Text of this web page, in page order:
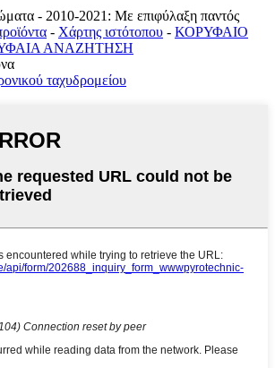
- 2010-2021: Με επιφύλαξη παντός
- Χάρτης ιστότοπου - ΚΟΡΥΦΑΙΟ
ΑΝΑΖΗΤΗΣΗ
ταχυδρομείου